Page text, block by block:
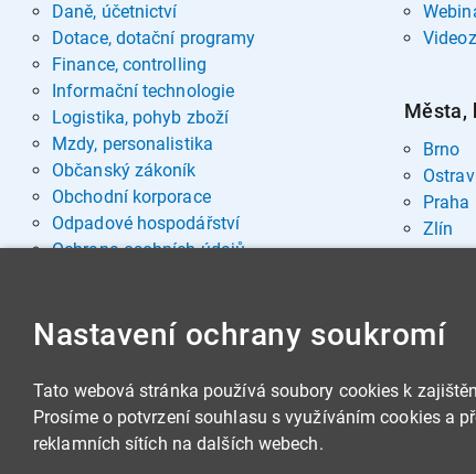
Daně, účetnictví
Dotace, dotační programy
Finance, controlling
Informační technologie
Logistika, pohyb zboží
Mzdy, personalistika
Občanský zákoník
Obchodní korporace
Odpadové hospodářství
Ochrana osobních údajů
Sociální oblast
Stavby, nemovitosti
Veřejná správa
Veřejné zakázky
Města,
Brno
Praha
Zlín
Nastavení ochrany soukromí
Tato webová stránka používá soubory cookies k
Prosíme o potvrzení souhlasu s využíváním cookies a
reklamních sítích na dalších webech.